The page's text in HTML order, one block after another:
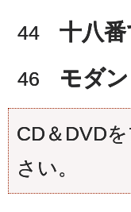
44 十八
46 モダ
CD＆DVD
さい。